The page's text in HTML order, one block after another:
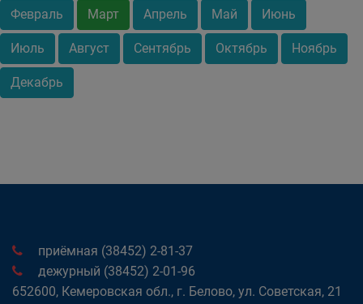
Февраль Март Апрель Май Июнь
Июль Август Сентябрь Октябрь Ноябрь
Декабрь
приёмная (38452) 2-81-37
дежурный (38452) 2-01-96
652600, Кемеровская обл., г. Белово, ул. Советская, 21